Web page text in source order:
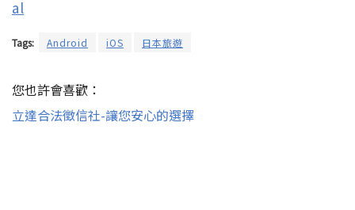
al
Tags: Android iOS 日本旅遊
您也許會喜歡：
立達合法徵信社-讓您安心的選擇